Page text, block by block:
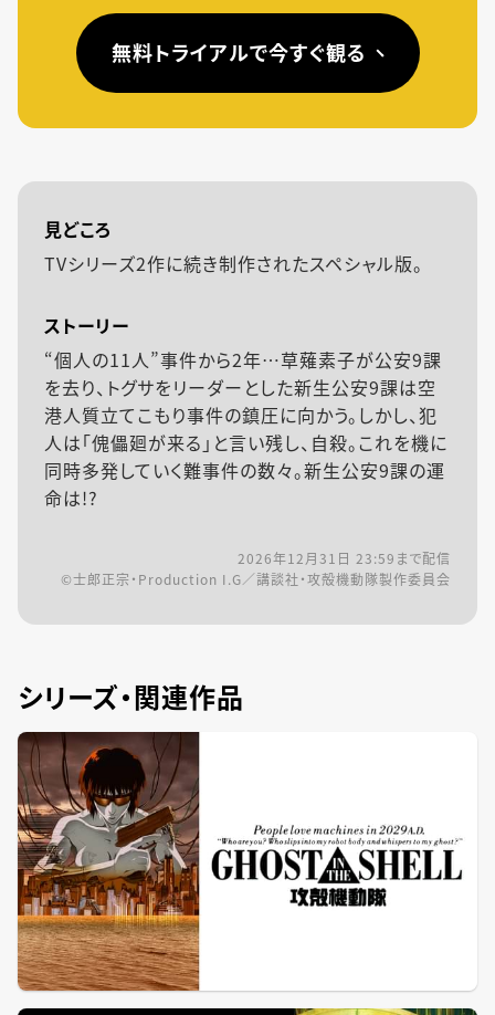
無料トライアルで今すぐ観る
見どころ
TVシリーズ2作に続き制作されたスペシャル版。
ストーリー
“個人の11人”事件から2年…草薙素子が公安9課
を去り、トグサをリーダーとした新生公安9課は空
港人質立てこもり事件の鎮圧に向かう。しかし、犯
人は「傀儡廻が来る」と言い残し、自殺。これを機に
同時多発していく難事件の数々。新生公安9課の運
命は!?
2026年12月31日 23:59 まで配信
©士郎正宗・Production I.G／講談社・攻殻機動隊製作委員会
シリーズ・関連作品